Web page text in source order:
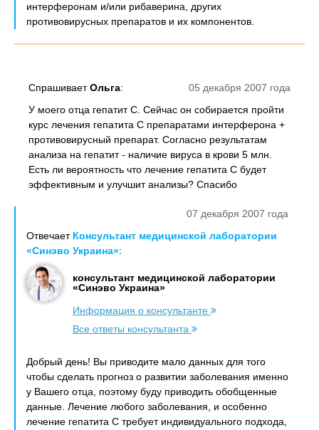
интерферонам и/или рибаверина, других
противовирусных препаратов и их компонентов.
05 декабря 2007 года
СпрашиваетОльга:
У моего отца гепатит С. Сейчас он собирается пройти
курс лечения гепатита С препаратами интерферона +
противовирусный препарат. Согласно результатам
анализа на гепатит - наличие вируса в крови 5 млн.
Есть ли вероятность что лечение гепатита С будет
эффективным и улучшит анализы? Спасибо
07 декабря 2007 года
Отвечает Консультант медицинской лаборатории
«Синэво Украина»:
консультант медицинской лаборатории
«Синэво Украина»
Информация о консультанте
Все ответы консультанта
Добрый день! Вы приводите мало данных для того
чтобы сделать прогноз о развитии заболевания именно
у Вашего отца, поэтому буду приводить обобщенные
данные. Лечение любого заболевания, и особенно
лечение гепатита С требует индивидуального подхода,